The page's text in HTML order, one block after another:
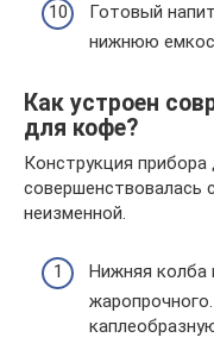
Готовый
нижнюю
Как устроен
для кофе?
Конструкция
совершенствовалась
неизменной.
Нижняя колба